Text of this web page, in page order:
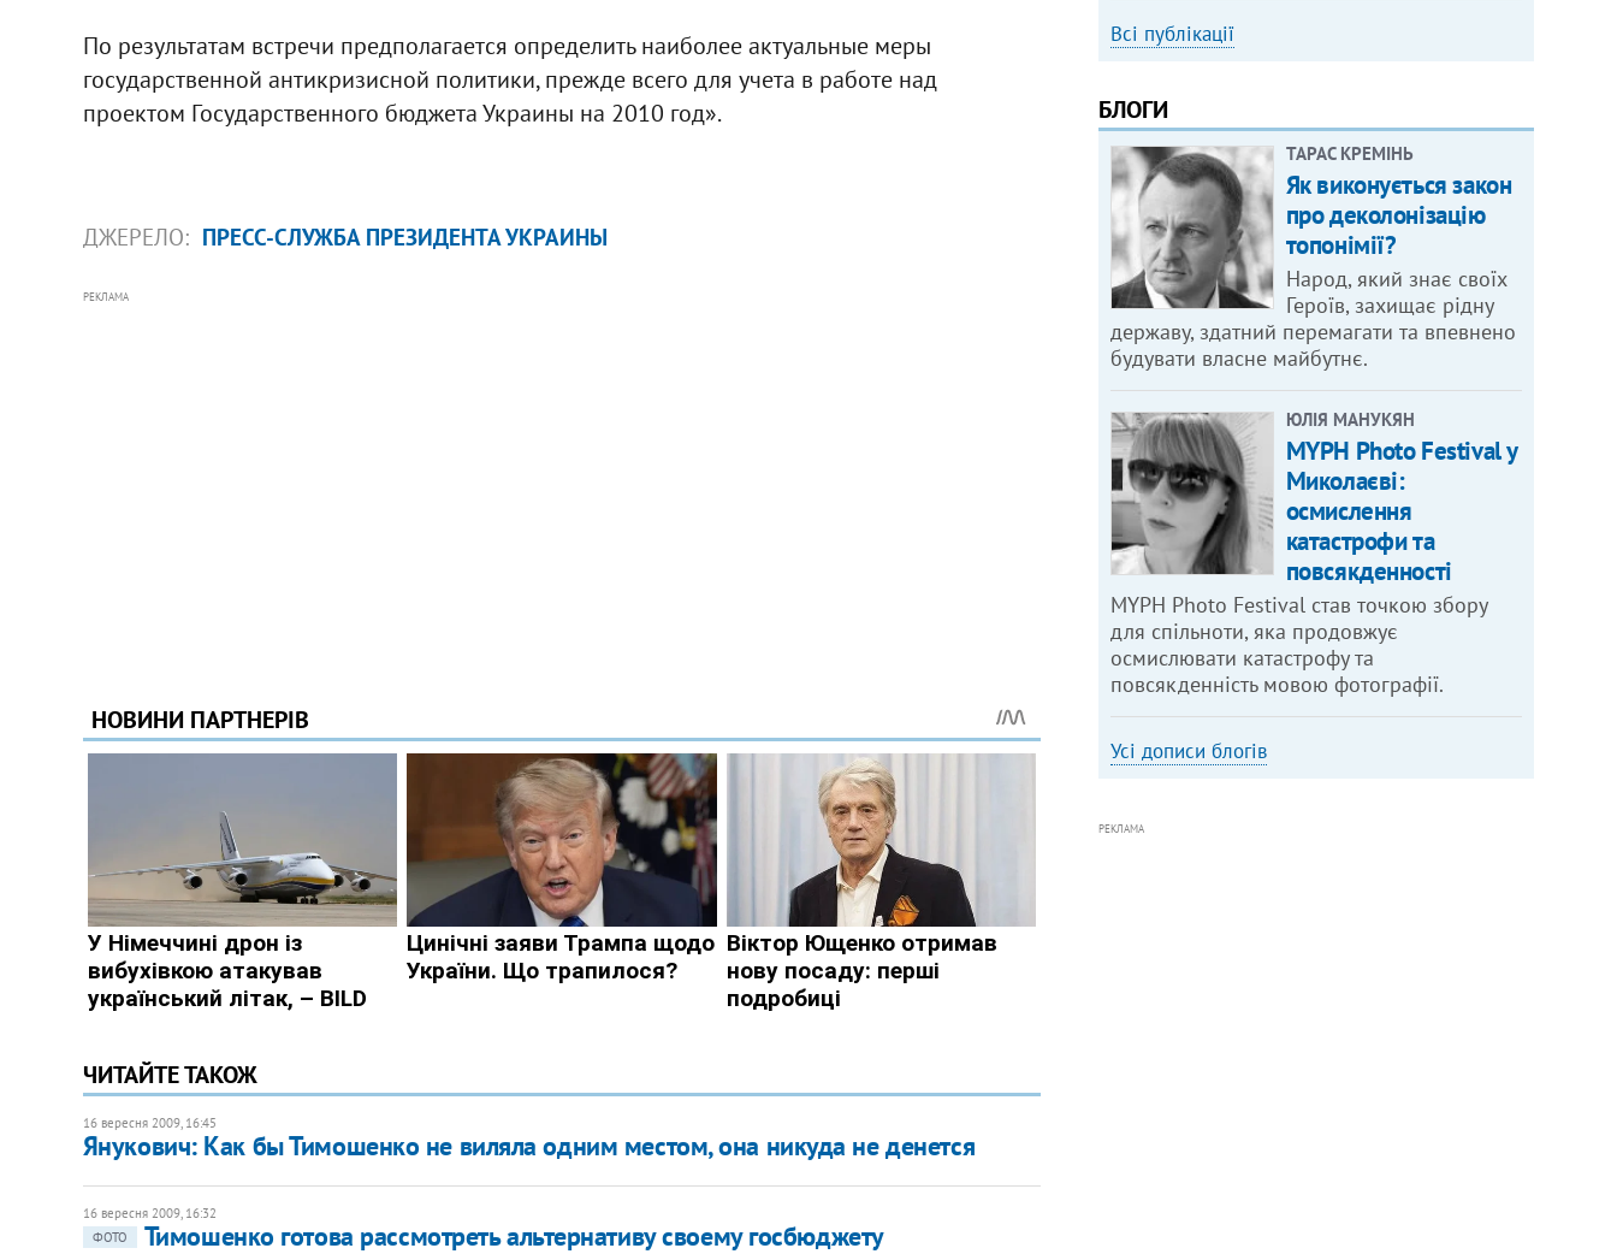
По результатам встречи предполагается определить наиболее актуальные меры
государственной антикризисной политики, прежде всего для учета в работе над
проектом Государственного бюджета Украины на 2010 год».
ДЖЕРЕЛО: ПРЕСС-СЛУЖБА ПРЕЗИДЕНТА УКРАИНЫ
РЕКЛАМА
ЧИТАЙТЕ ТАКОЖ
16 вересня 2009, 16:45
Янукович: Как бы Тимошенко не виляла одним местом, она никуда не денется
16 вересня 2009, 16:32
ФОТО
Тимошенко готова рассмотреть альтернативу своему госбюджету
Всі публікації
БЛОГИ
ТАРАС КРЕМІНЬ
Як виконується закон
про деколонізацію
топонімії?
Народ, який знає своїх
Героїв, захищає рідну
державу, здатний перемагати та впевнено
будувати власне майбутнє.
ЮЛІЯ МАНУКЯН
MYPH Photo Festival у
Миколаєві:
осмислення
катастрофи та
повсякденності
MYPH Photo Festival став точкою збору
для спільноти, яка продовжує
осмислювати катастрофу та
повсякденність мовою фотографії.
Усі дописи блогів
РЕКЛАМА